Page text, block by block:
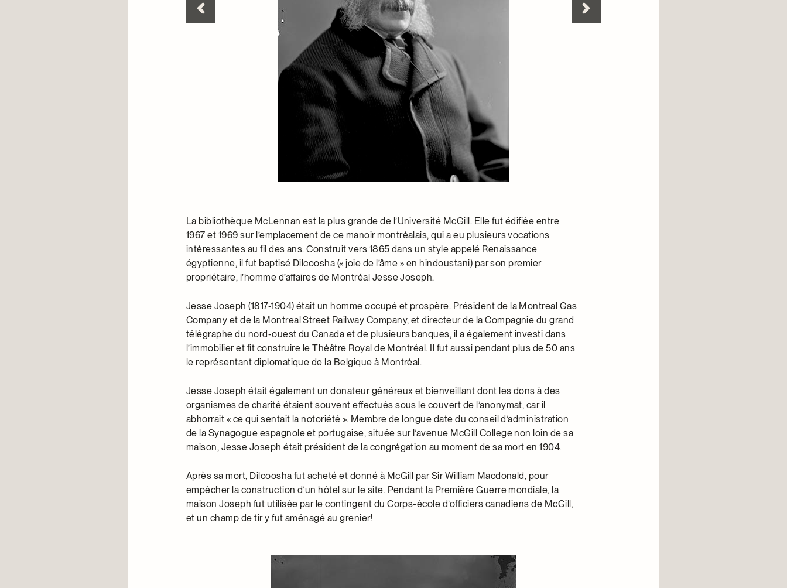
La bibliothèque McLennan est la plus grande de l’Université McGill. Elle fut édifiée entre
1967 et 1969 sur l’emplacement de ce manoir montréalais, qui a eu plusieurs vocations
intéressantes au fil des ans. Construit vers 1865 dans un style appelé Renaissance
égyptienne, il fut baptisé Dilcoosha (« joie de l’âme » en hindoustani) par son premier
propriétaire, l’homme d’affaires de Montréal Jesse Joseph.
Jesse Joseph (1817-1904) était un homme occupé et prospère. Président de la Montreal Gas
Company et de la Montreal Street Railway Company, et directeur de la Compagnie du grand
télégraphe du nord-ouest du Canada et de plusieurs banques, il a également investi dans
l’immobilier et fit construire le Théâtre Royal de Montréal. Il fut aussi pendant plus de 50 ans
le représentant diplomatique de la Belgique à Montréal.
Jesse Joseph était également un donateur généreux et bienveillant dont les dons à des
organismes de charité étaient souvent effectués sous le couvert de l’anonymat, car il
abhorrait « ce qui sentait la notoriété ». Membre de longue date du conseil d’administration
de la Synagogue espagnole et portugaise, située sur l’avenue McGill College non loin de sa
maison, Jesse Joseph était président de la congrégation au moment de sa mort en 1904.
Après sa mort, Dilcoosha fut acheté et donné à McGill par Sir William Macdonald, pour
empêcher la construction d’un hôtel sur le site. Pendant la Première Guerre mondiale, la
maison Joseph fut utilisée par le contingent du Corps-école d’officiers canadiens de McGill,
et un champ de tir y fut aménagé au grenier!